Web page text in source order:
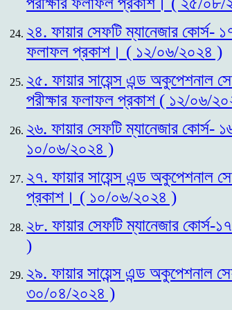
২৪. ফায়ার সেফটি ম্যানেজার কোর্স-
ফলাফল প্রকাশ। ( ১২/০৬/২০২৪ )
২৫. ফায়ার সায়েন্স এন্ড অকুপেশনাল
পরীক্ষার ফলাফল প্রকাশ ( ১২/০৬/
২৬. ফায়ার সেফটি ম্যানেজার কোর্স-
১০/০৬/২০২৪ )
২৭. ফায়ার সায়েন্স এন্ড অকুপেশনাল
প্রকাশ। ( ১০/০৬/২০২৪ )
২৮. ফায়ার সেফটি ম্যানেজার কোর্স-
)
২৯. ফায়ার সায়েন্স এন্ড অকুপেশনাল
৩০/০৪/২০২৪ )